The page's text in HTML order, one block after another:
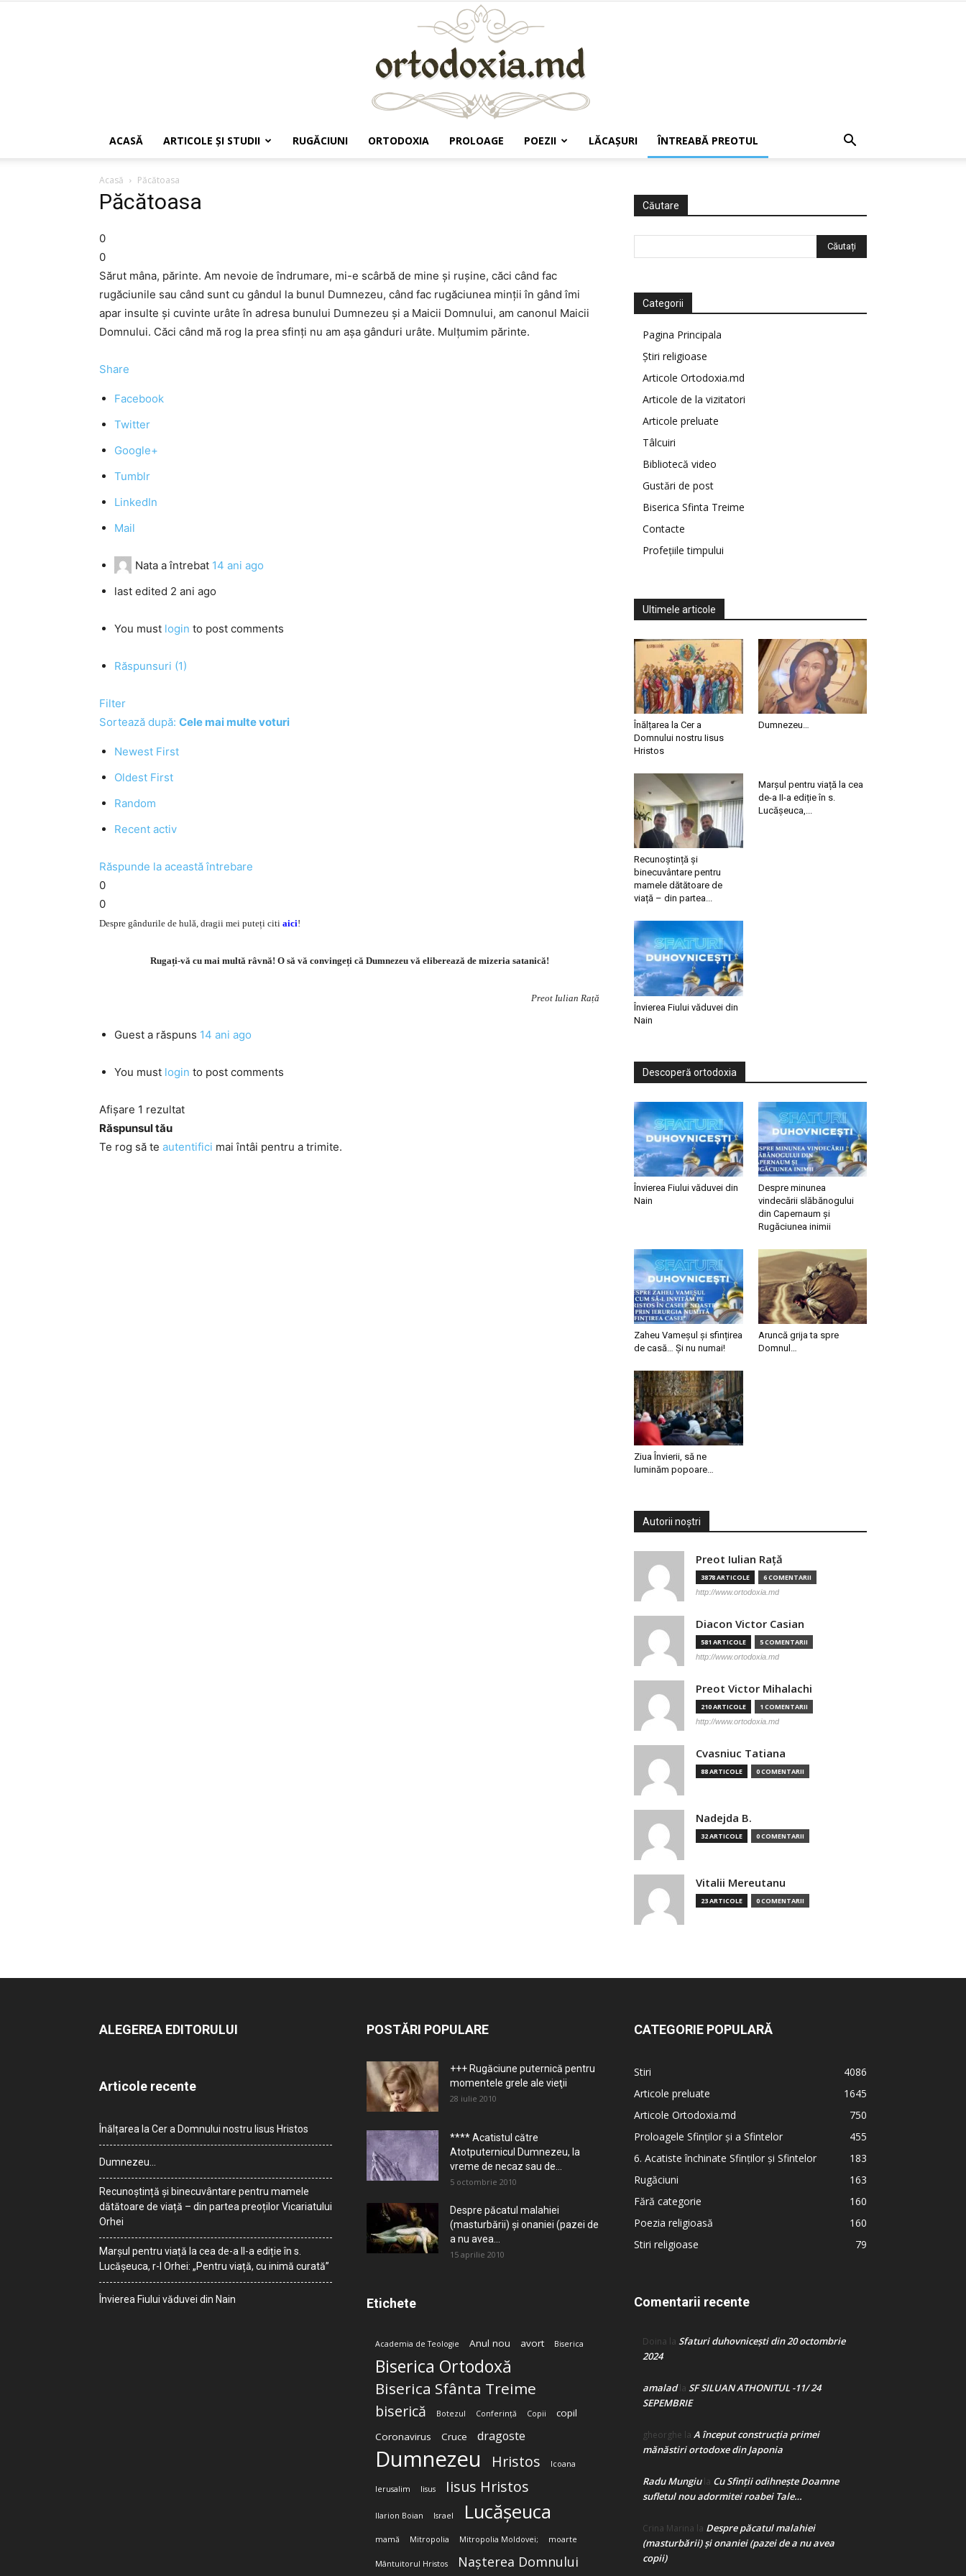
ACASĂ ARTICOLE ŞI STUDII RUGĂCIUNI ORTODOXIA PROLOAGE POEZII LĂCAŞURI ÎNTREABĂ PREOTUL
Acasă Păcătoasa
Păcătoasa
0
0
Sărut mâna, părinte. Am nevoie de îndrumare, mi-e scârbă de mine şi ruşine, căci când fac
rugăciunile sau când sunt cu gândul la bunul Dumnezeu, când fac rugăciunea minţii în gând îmi
apar insulte şi cuvinte urâte în adresa bunului Dumnezeu şi a Maicii Domnului, am canonul Maicii
Domnului. Căci când mă rog la prea sfinţi nu am aşa gânduri urâte. Mulţumim părinte.
Share
Facebook
Twitter
Google+
Tumblr
LinkedIn
Mail
Nata a întrebat 14 ani ago
last edited 2 ani ago
You must login to post comments
Răspunsuri (1)
Filter
Sortează după: Cele mai multe voturi
Newest First
Oldest First
Random
Recent activ
Răspunde la această întrebare
0
0
Despre gândurile de hulă, dragii mei puteți citi aici!
Rugați-vă cu mai multă râvnă! O să vă convingeți că Dumnezeu vă eliberează de mizeria satanică!
Preot Iulian Rață
Guest a răspuns 14 ani ago
You must login to post comments
Afișare 1 rezultat
Răspunsul tău
Te rog să te autentifici mai întâi pentru a trimite.
Căutare
Categorii
Pagina Principala
Știri religioase
Articole Ortodoxia.md
Articole de la vizitatori
Articole preluate
Tâlcuiri
Bibliotecă video
Gustări de post
Biserica Sfinta Treime
Contacte
Profețiile timpului
Ultimele articole
Înălțarea la Cer a
Domnului nostru Iisus
Hristos
Dumnezeu…
Recunoștință și
binecuvântare pentru
mamele dătătoare de
viață – din partea...
Marșul pentru viață la cea
de-a II-a ediție în s.
Lucășeuca,...
Învierea Fiului văduvei din
Nain
Descoperă ortodoxia
Învierea Fiului văduvei din
Nain
Despre minunea
vindecării slăbănogului
din Capernaum și
Rugăciunea inimii
Zaheu Vameșul și sfințirea
de casă… Și nu numai!
Aruncă grija ta spre
Domnul…
Ziua Învierii, să ne
luminăm popoare…
Autorii noștri
Preot Iulian Raţă
3878 ARTICOLE 6 COMENTARII
http://www.ortodoxia.md
Diacon Victor Casian
581 ARTICOLE 5 COMENTARII
http://www.ortodoxia.md
Preot Victor Mihalachi
210 ARTICOLE 1 COMENTARII
http://www.ortodoxia.md
Cvasniuc Tatiana
88 ARTICOLE 0 COMENTARII
Nadejda B.
32 ARTICOLE 0 COMENTARII
Vitalii Mereutanu
23 ARTICOLE 0 COMENTARII
ALEGEREA EDITORULUI
Articole recente
Înălțarea la Cer a Domnului nostru Iisus Hristos
Dumnezeu…
Recunoștință și binecuvântare pentru mamele
dătătoare de viață – din partea preoților Vicariatului
Orhei
Marșul pentru viață la cea de-a II-a ediție în s.
Lucășeuca, r-l Orhei: „Pentru viață, cu inimă curată”
Învierea Fiului văduvei din Nain
POSTĂRI POPULARE
+++ Rugăciune puternică pentru
momentele grele ale vieţii
28 iulie 2010
**** Acatistul către
Atotputernicul Dumnezeu, la
vreme de necaz sau de...
5 octombrie 2010
Despre păcatul malahiei
(masturbării) şi onaniei (pazei de
a nu avea...
15 aprilie 2010
Etichete
Academia de Teologie Anul nou avort Biserica
Biserica Ortodoxă
Biserica Sfânta Treime
biserică Botezul Conferință Copii
copil
Coronavirus
Cruce dragoste
Dumnezeu Hristos Icoana
Ierusalim Iisus Iisus Hristos
Ilarion Boian Israel Lucășeuca
mamă Mitropolia Mitropolia Moldovei; moarte
Mântuitorul Hristos Nașterea Domnului
CATEGORIE POPULARĂ
Stiri
4086
Articole preluate
1645
Articole Ortodoxia.md
750
Proloagele Sfinților și a Sfintelor
455
6. Acatiste închinate Sfinților și Sfintelor
183
Rugăciuni
163
Fără categorie
160
Poezia religioasă
160
Stiri religioase
79
Comentarii recente
Doina la Sfaturi duhovnicești din 20 octombrie
2024
amaladla SF SILUAN ATHONITUL -11/ 24
SEPEMBRIE
gheorghe la A început construcţia primei
mănăstiri ortodoxe din Japonia
Radu Mungiula Cu Sfinții odihnește Doamne
sufletul nou adormitei roabei Tale…
Crina Marina la Despre păcatul malahiei
(masturbării) şi onaniei (pazei de a nu avea
copii)